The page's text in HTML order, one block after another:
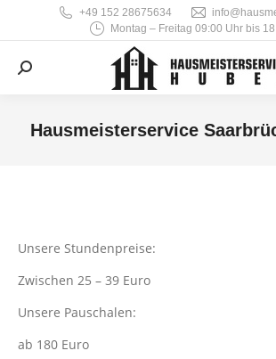
‭+49 152 28675634‬
Montag – Freitag 09:00 Uhr bis
Search:
Hausmeisterservice
Unsere Stundenpreise:
Zwischen 25 – 39 Euro
Unsere Pauschalen:
ab 180 Euro